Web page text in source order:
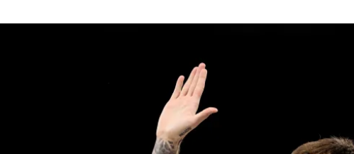
הפועל תל אביב
ליגה סינית